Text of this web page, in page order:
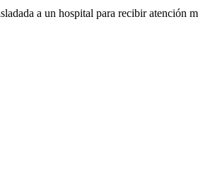
a un hospital para recibir atención